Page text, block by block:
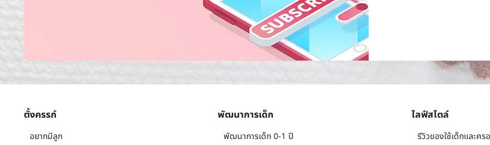
ตั้งครรภ์
อยากมีลูก
พัฒนาการเด็ก
พัฒนาการเด็ก 0-1 ปี
ไลฟ์สไตล์
รีวิวของใช้เด็กและคร